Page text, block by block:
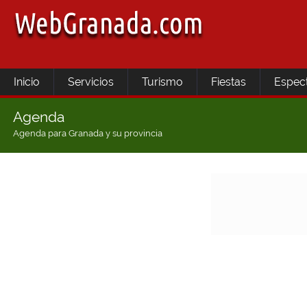
Inicio Servicios Turismo Fiestas
Agenda
Agenda para Granada y su provincia